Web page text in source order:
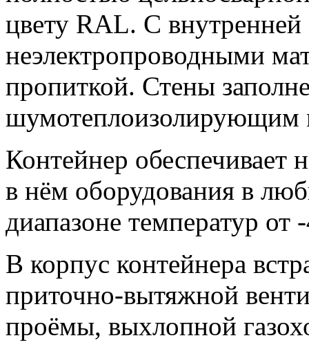
цвету RAL. С
неэлектропроводными
пропиткой. Стены
шумотеплоизолирующим
Контейнер обеспечивает
в нём оборудования в
диапазоне температур
В корпус контейнера
приточно-вытяжной
проёмы, выхлопной